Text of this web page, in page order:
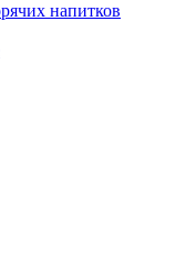
напитков